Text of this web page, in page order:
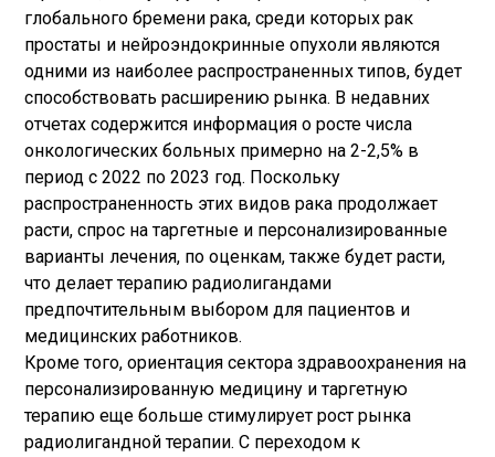
глобального бремени рака, среди которых рак
простаты и нейроэндокринные опухоли являются
одними из наиболее распространенных типов, будет
способствовать расширению рынка. В недавних
отчетах содержится информация о росте числа
онкологических больных примерно на 2-2,5% в
период с 2022 по 2023 год. Поскольку
распространенность этих видов рака продолжает
расти, спрос на таргетные и персонализированные
варианты лечения, по оценкам, также будет расти,
что делает терапию радиолигандами
предпочтительным выбором для пациентов и
медицинских работников.
Кроме того, ориентация сектора здравоохранения на
персонализированную медицину и таргетную
терапию еще больше стимулирует рост рынка
радиолигандной терапии. С переходом к